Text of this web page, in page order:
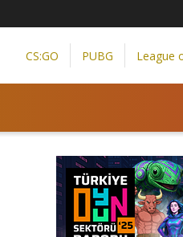
CS:GO PUBG League